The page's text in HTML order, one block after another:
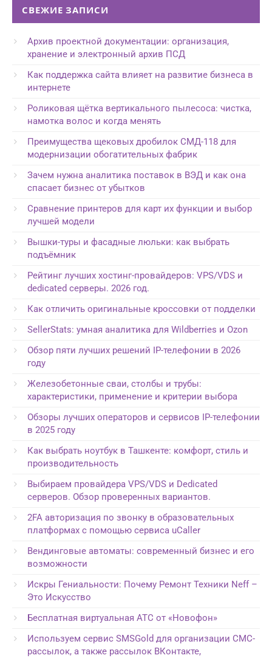
СВЕЖИЕ ЗАПИСИ
Архив проектной документации: организация,
хранение и электронный архив ПСД
Как поддержка сайта влияет на развитие бизнеса в
интернете
Роликовая щётка вертикального пылесоса: чистка,
намотка волос и когда менять
Преимущества щековых дробилок СМД-118 для
модернизации обогатительных фабрик
Зачем нужна аналитика поставок в ВЭД и как она
спасает бизнес от убытков
Сравнение принтеров для карт их функции и выбор
лучшей модели
Вышки-туры и фасадные люльки: как выбрать
подъёмник
Рейтинг лучших хостинг-провайдеров: VPS/VDS и
dedicated серверы. 2026 год.
Как отличить оригинальные кроссовки от подделки
SellerStats: умная аналитика для Wildberries и Ozon
Обзор пяти лучших решений IP-телефонии в 2026
году
Железобетонные сваи, столбы и трубы:
характеристики, применение и критерии выбора
Обзоры лучших операторов и сервисов IP-телефонии
в 2025 году
Как выбрать ноутбук в Ташкенте: комфорт, стиль и
производительность
Выбираем провайдера VPS/VDS и Dedicated
серверов. Обзор проверенных вариантов.
2FA авторизация по звонку в образовательных
платформах с помощью сервиса uCaller
Вендинговые автоматы: современный бизнес и его
возможности
Искры Гениальности: Почему Ремонт Техники Neff –
Это Искусство
Бесплатная виртуальная АТС от «Новофон»
Используем сервис SMSGold для организации СМС-
рассылок, а также рассылок ВКонтакте,